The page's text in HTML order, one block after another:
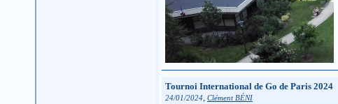
Tournoi International de Go de Paris 2024
24/01/2024, Clément BÉNI